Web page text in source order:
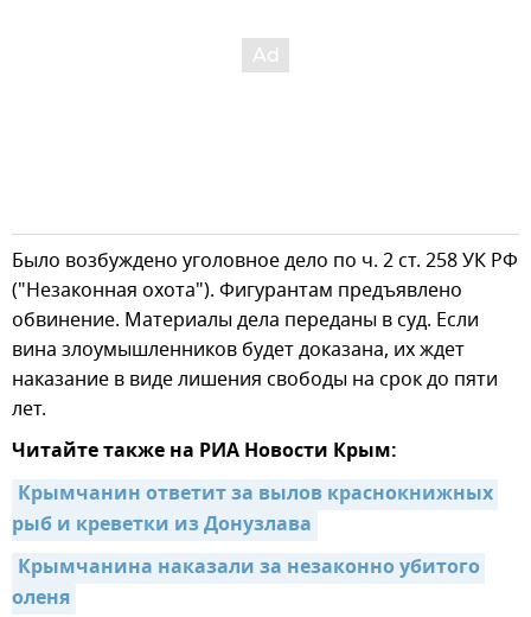
Было возбуждено уголовное дело по ч. 2 ст. 258 УК РФ
("Незаконная охота"). Фигурантам предъявлено
обвинение. Материалы дела переданы в суд. Если
вина злоумышленников будет доказана, их ждет
наказание в виде лишения свободы на срок до пяти
лет.
Читайте также на РИА Новости Крым:
Крымчанин ответит за вылов краснокнижных
рыб и креветки из Донузлава
Крымчанина наказали за незаконно убитого
оленя